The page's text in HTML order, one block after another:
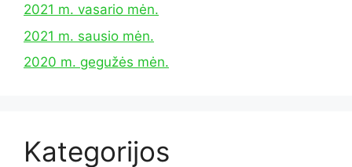
2021 m. vasario mėn.
2021 m. sausio mėn.
2020 m. gegužės mėn.
Kategorijos